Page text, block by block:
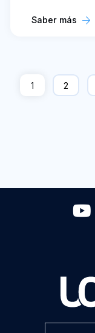
Saber más
1 2